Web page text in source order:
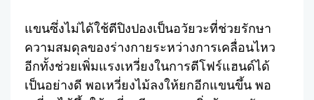
แขนซึ่งไม่ได้ใช้ตีปิงปองเป็นอวัยวะที่ช่วยรักษา
ความสมดุลของร่างกายระหว่างการเคลื่อนไหว
อีกทั้งช่วยเพิ่มแรงเหวี่ยงในการตีโฟร์แฮนด์ได้
เป็นอย่างดี พอเหวี่ยงไม้ลงให้ยกอีกแขนขึ้น พอ